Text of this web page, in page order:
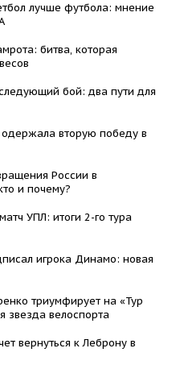
лучше футбола: мнение
битва, которая
бой: два пути для
вторую победу в
России в
и почему?
УПЛ: итоги 2-го тура
игрока Динамо: новая
триумфирует на «Тур
велоспорта
вернуться к Леброну в